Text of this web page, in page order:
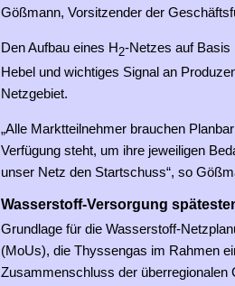
Gößmann, Vorsitzender der
Den Aufbau eines H2-Netzes auf Basis
Hebel und wichtiges Signal an
Netzgebiet.
„Alle Marktteilnehmer brauchen
Verfügung steht, um ihre jeweiligen
unser Netz den Startschuss“, so
Wasserstoff-Versorgung
Grundlage für die Wasserstoff-
(MoUs), die Thyssengas im Rahmen
Zusammenschluss der überregionalen